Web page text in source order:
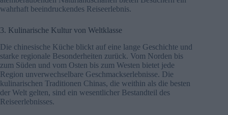
wahrhaft beeindruckendes Reiseerlebnis.
3. Kulinarische Kultur von Weltklasse
Die chinesische Küche blickt auf eine lange Geschichte und
starke regionale Besonderheiten zurück. Vom Norden bis
zum Süden und vom Osten bis zum Westen bietet jede
Region unverwechselbare Geschmackserlebnisse. Die
kulinarischen Traditionen Chinas, die weithin als die besten
der Welt gelten, sind ein wesentlicher Bestandteil des
Reiseerlebnisses.